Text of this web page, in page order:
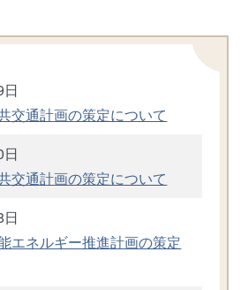
交通計画の策定について
交通計画の策定について
エネルギー推進計画の策定